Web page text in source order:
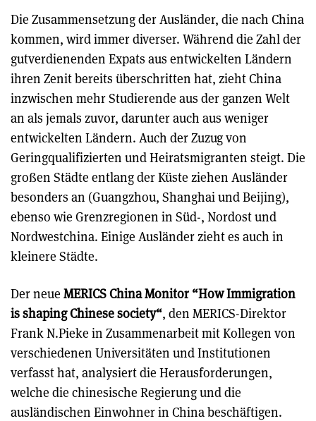
Die Zusammensetzung der Ausländer, die nach China
kommen, wird immer diverser. Während die Zahl der
gutverdienenden Expats aus entwickelten Ländern
ihren Zenit bereits überschritten hat, zieht China
inzwischen mehr Studierende aus der ganzen Welt
an als jemals zuvor, darunter auch aus weniger
entwickelten Ländern. Auch der Zuzug von
Geringqualifizierten und Heiratsmigranten steigt. Die
großen Städte entlang der Küste ziehen Ausländer
besonders an (Guangzhou, Shanghai und Beijing),
ebenso wie Grenzregionen in Süd-, Nordost und
Nordwestchina. Einige Ausländer zieht es auch in
kleinere Städte.
Der neue MERICS China Monitor “How Immigration
is shaping Chinese society“, den MERICS-Direktor
Frank N.Pieke in Zusammenarbeit mit Kollegen von
verschiedenen Universitäten und Institutionen
verfasst hat, analysiert die Herausforderungen,
welche die chinesische Regierung und die
ausländischen Einwohner in China beschäftigen.